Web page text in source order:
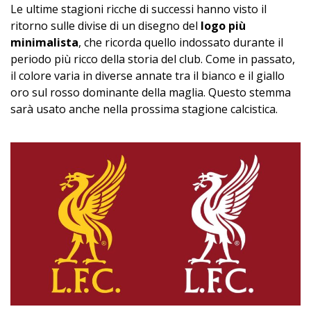
Le ultime stagioni ricche di successi hanno visto il
ritorno sulle divise di un disegno del logo più
minimalista, che ricorda quello indossato durante il
periodo più ricco della storia del club. Come in passato,
il colore varia in diverse annate tra il bianco e il giallo
oro sul rosso dominante della maglia. Questo stemma
sarà usato anche nella prossima stagione calcistica.